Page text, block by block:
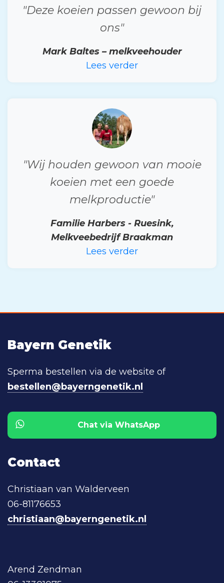
"Deze koeien passen gewoon bij
ons"
Mark Baltes – melkveehouder
Lees verder
"Wij houden gewoon van mooie
koeien met een goede
melkproductie"
Familie Harbers - Ruesink,
Melkveebedrijf Braakman
Lees verder
Bayern Genetik
Sperma bestellen via de website of
bestellen@bayerngenetik.nl
Chat via WhatsApp
Contact
Christiaan van Walderveen
06-81176653
christiaan@bayerngenetik.nl
Arend Zendman